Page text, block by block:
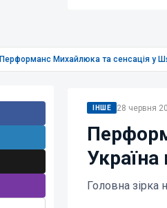
Перформанс Михайлюка та сенсація у
ІНШЕ 28 червня
Україна
Головна зірка